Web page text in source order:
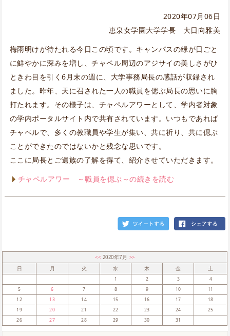
2020年07月06日
恵泉女学園大学学長 大日向雅美
梅雨明けが待たれる今日この頃です。キャンパスの緑が日ごと
に鮮やかに深みを増し、チャペル周辺のアジサイの美しさがひ
ときわ目を引く6月末の週に、大学事務局長の感話が収録され
ました。昨年、天に召された一人の職員を偲ぶ局長の思いに胸
打たれます。その様子は、チャペルアワーとして、学内者対象
の学内ポータルサイト内で共有されています。いつもであれば
チャペルで、多くの教職員や学生が集い、共に祈り、共に偲ぶ
ことができたのではないかと残念な思いです。
ここに局長とご遺族の了解を得て、紹介させていただきます。
チャペルアワー ～職員を偲ぶ～の続きを読む
<< 2020年7月 >>
日
月 火 水 木 金 土
1 2 3
4
5
6 7 8 9 10
11
12
13 14 15 16 17
18
19
20 21 22 23 24
25
26
27 28 29 30 31